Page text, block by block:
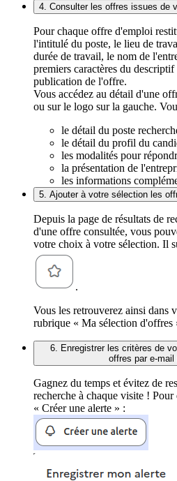
4. Consulter les offres issues de
Pour chaque offre d'emploi
l'intitulé du poste, le lieu de
durée de travail, le nom de
premiers caractères du
publication de l'offre.
Vous accédez au détail d'une
ou sur le logo sur la gauche.
le détail du poste
le détail du profil du
les modalités pour
la présentation de
les informations
5. Ajouter à votre sélection les
Depuis la page de résultats de
d'une offre consultée, vous
votre choix à votre sélection. Il
.
Vous les retrouverez ainsi dans
rubrique « Ma sélection d'offres
6. Enregistrer les critères de
offres par e-mail
Gagnez du temps et évitez de
recherche à chaque visite !
« Créer une alerte » :